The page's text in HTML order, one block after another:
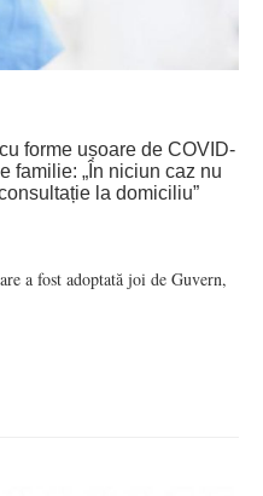
forme ușoare de COVID-
familie: „În niciun caz nu
la domiciliu”
a fost adoptată joi de Guvern,